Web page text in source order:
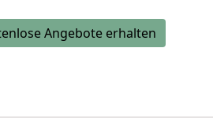
Angebote erhalten